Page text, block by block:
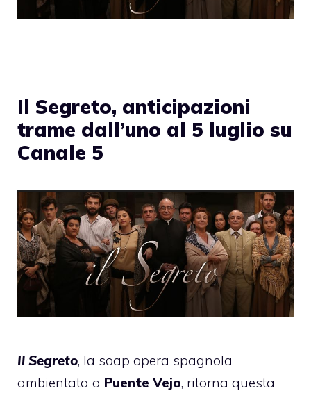
Il Segreto, anticipazioni
trame dall’uno al 5 luglio su
Canale 5
Il Segreto, la soap opera spagnola
ambientata a Puente Vejo, ritorna questa